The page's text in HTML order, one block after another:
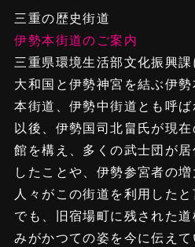
三重の歴史街道
伊勢本街道のご案内
三重県環境生活部文化振興課
大和国と伊勢神宮を結ぶ伊
本街道、伊勢中街道とも呼
以後、伊勢国司北畠氏が現
館を構え、多くの武士団が
したことや、伊勢参宮者の
人々がこの街道を利用した
でも、旧宿場町に残された
みがかつての姿を今に伝えて